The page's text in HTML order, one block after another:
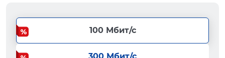
100 Мбит/с